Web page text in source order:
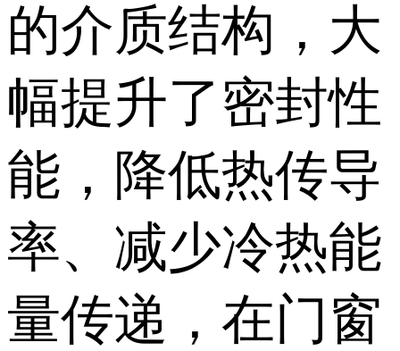
的介质结构，大
幅提升了密封性
能，降低热传导
率、减少冷热能
量传递，在门窗